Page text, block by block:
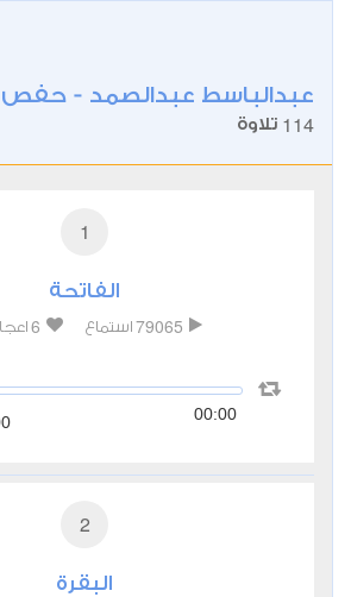
عبدالباسط عبدالصمد -
114 تلاوة
1
الفاتحة
79065 استماع 6
00:00
2
البقرة